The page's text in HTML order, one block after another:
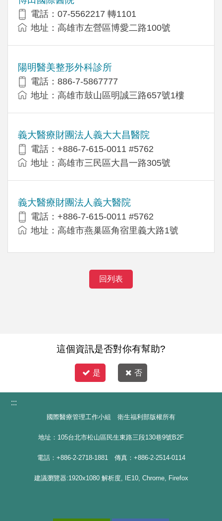
電話：07-5562217 轉1101
地址：高雄市左營區博愛二路100號
陽明醫美整形外科診所
電話：886-7-5867777
地址：高雄市鼓山區明誠三路657號1樓
義大醫療財團法人義大大昌醫院
電話：+886-7-615-0011 #5762
地址：高雄市三民區大昌一路305號
義大醫療財團法人義大醫院
電話：+886-7-615-0011 #5762
地址：高雄市燕巢區角宿里義大路1號
回列表
這個資訊是否對你有幫助?
是 否
:::
國際醫療管理工作小組 衛生福利部版權所有
地址：105台北市松山區民生東路三段130巷9號B2F
電話：+886-2-2718-1881 傳真：+886-2-2514-0114
建議瀏覽器:1920x1080 解析度, IE10, Chrome, Firefox